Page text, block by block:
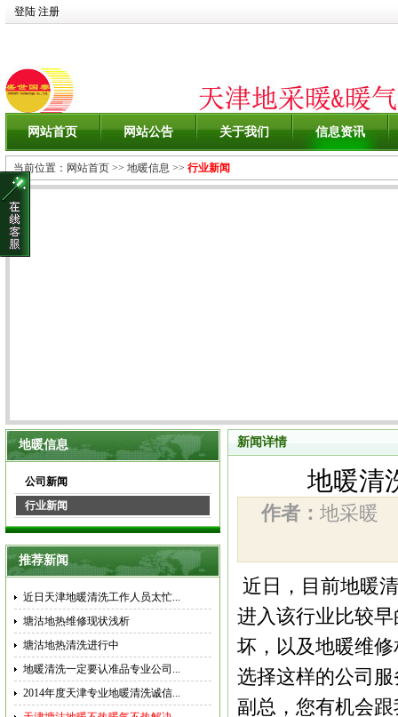
登陆 注册
网站首页 网站公告 关于我们 信息资讯
当前位置： 网站首页 >> 地暖信息 >> 行业新闻
地暖信息
公司新闻
行业新闻
推荐新闻
近日天津地暖清洗工作人员太忙...
塘沽地热维修现状浅析
塘沽地热清洗进行中
地暖清洗一定要认准品专业公司...
2014年度天津专业地暖清洗诚信...
新闻详情
地暖清
作者： 地采暖
近日，目前地暖
进入该行业比较
坏，以及地暖维
选择这样的公司
副总，您有机会